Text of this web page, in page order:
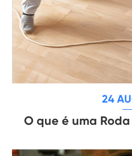
24
O que é uma